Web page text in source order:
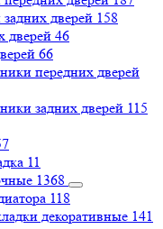
дверей 158
дверей 46
66
передних дверей
задних дверей 115
11
1368
118
декоративные 141